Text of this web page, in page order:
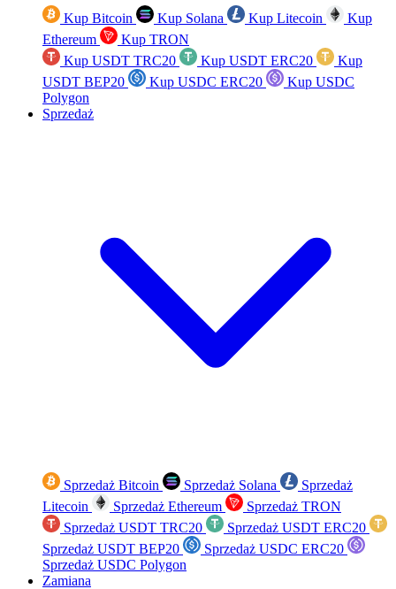
Kup Bitcoin Kup Solana Kup Litecoin
Kup
Ethereum
Kup TRON
Kup USDT TRC20
Kup USDT ERC20
Kup
USDT BEP20
Kup USDC ERC20
Kup USDC
Polygon
Sprzedaż
Sprzedaż Bitcoin Sprzedaż Solana
Sprzedaż
Litecoin
Sprzedaż Ethereum
Sprzedaż TRON
Sprzedaż USDT TRC20
Sprzedaż USDT ERC20
Sprzedaż USDT BEP20
Sprzedaż USDC ERC20
Sprzedaż USDC Polygon
Zamiana